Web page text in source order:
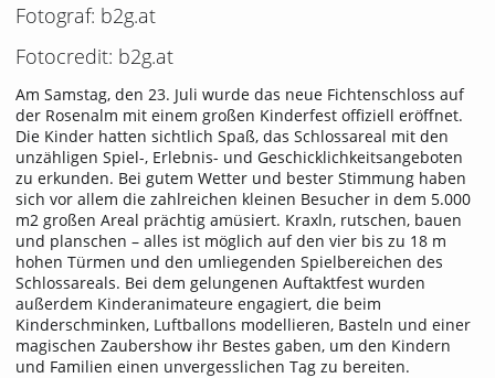
Fotograf: b2g.at
Fotocredit: b2g.at
Am Samstag, den 23. Juli wurde das neue Fichtenschloss auf
der Rosenalm mit einem großen Kinderfest offiziell eröffnet.
Die Kinder hatten sichtlich Spaß, das Schlossareal mit den
unzähligen Spiel-, Erlebnis- und Geschicklichkeitsangeboten
zu erkunden. Bei gutem Wetter und bester Stimmung haben
sich vor allem die zahlreichen kleinen Besucher in dem 5.000
m2 großen Areal prächtig amüsiert. Kraxln, rutschen, bauen
und planschen – alles ist möglich auf den vier bis zu 18 m
hohen Türmen und den umliegenden Spielbereichen des
Schlossareals. Bei dem gelungenen Auftaktfest wurden
außerdem Kinderanimateure engagiert, die beim
Kinderschminken, Luftballons modellieren, Basteln und einer
magischen Zaubershow ihr Bestes gaben, um den Kindern
und Familien einen unvergesslichen Tag zu bereiten.